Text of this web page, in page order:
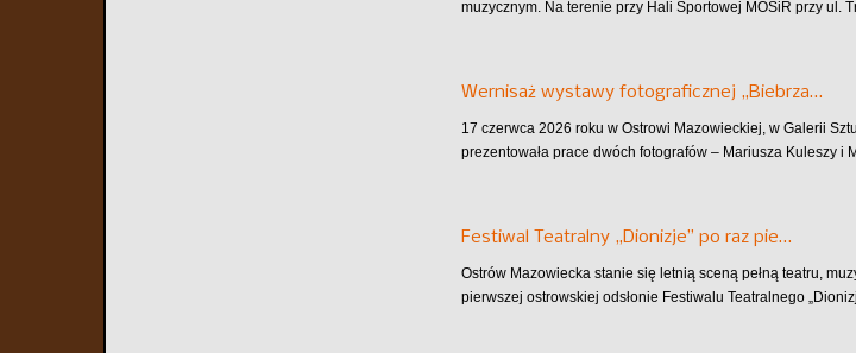
muzycznym. Na terenie przy Hali Sportowej MOSiR przy ul.
Wernisaż wystawy fotograficznej „Biebrza…
17 czerwca 2026 roku w Ostrowi Mazowieckiej, w Galerii
prezentowała prace dwóch fotografów – Mariusza Kuleszy i
Festiwal Teatralny „Dionizje” po raz pie…
Ostrów Mazowiecka stanie się letnią sceną pełną teatru,
pierwszej ostrowskiej odsłonie Festiwalu Teatralnego